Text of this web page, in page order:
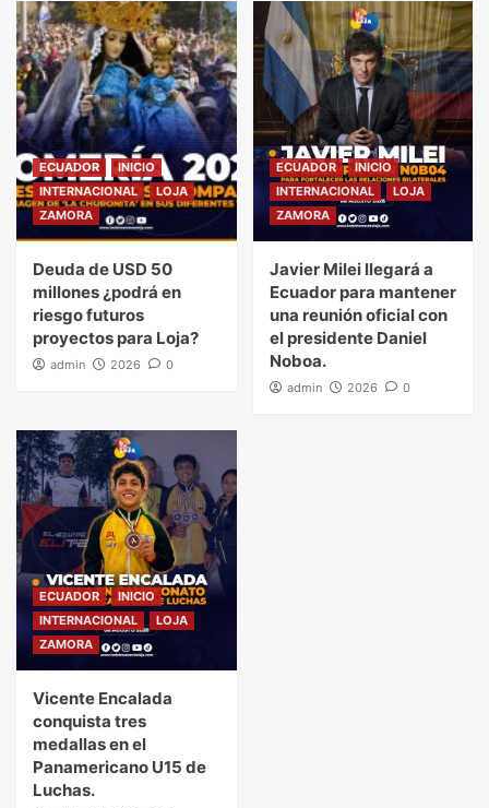
ECUADOR
INICIO
INTERNACIONAL
LOJA
ZAMORA
Deuda de USD 50
millones ¿podrá en
riesgo futuros
proyectos para Loja?
admin 2026 0
ECUADOR
INICIO
INTERNACIONAL
LOJA
ZAMORA
Javier Milei llegará a
Ecuador para mantener
una reunión oficial con
el presidente Daniel
Noboa.
admin 2026 0
ECUADOR
INICIO
INTERNACIONAL
LOJA
ZAMORA
Vicente Encalada
conquista tres
medallas en el
Panamericano U15 de
Luchas.